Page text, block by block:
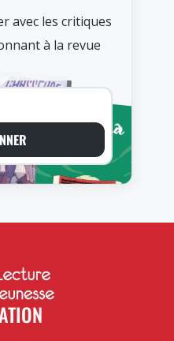
avec les critiques
à la revue